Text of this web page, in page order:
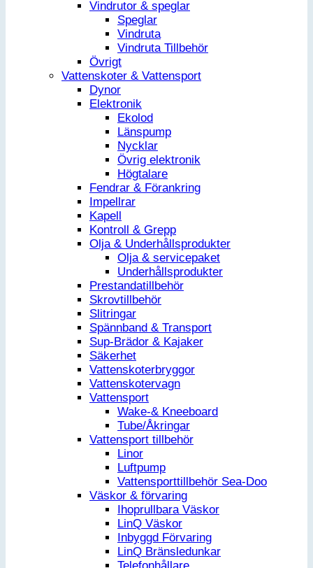
Vindrutor & speglar
Speglar
Vindruta
Vindruta Tillbehör
Övrigt
Vattenskoter & Vattensport
Dynor
Elektronik
Ekolod
Länspump
Nycklar
Övrig elektronik
Högtalare
Fendrar & Förankring
Impellrar
Kapell
Kontroll & Grepp
Olja & Underhållsprodukter
Olja & servicepaket
Underhållsprodukter
Prestandatillbehör
Skrovtillbehör
Slitringar
Spännband & Transport
Sup-Brädor & Kajaker
Säkerhet
Vattenskoterbryggor
Vattenskotervagn
Vattensport
Wake-& Kneeboard
Tube/Åkringar
Vattensport tillbehör
Linor
Luftpump
Vattensporttillbehör Sea-Doo
Väskor & förvaring
Ihoprullbara Väskor
LinQ Väskor
Inbyggd Förvaring
LinQ Bränsledunkar